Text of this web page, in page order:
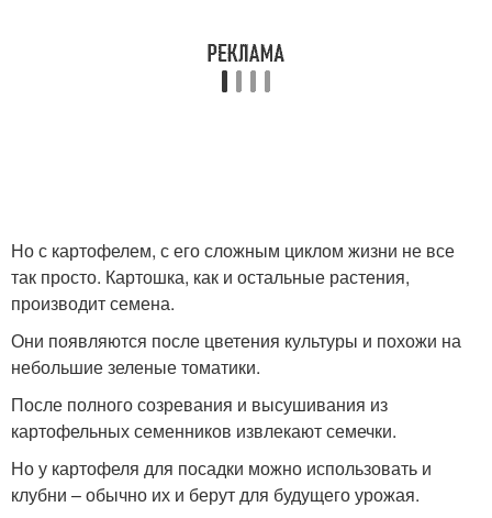
Но с картофелем, с его сложным циклом жизни не все
так просто. Картошка, как и остальные растения,
производит семена.
Они появляются после цветения культуры и похожи на
небольшие зеленые томатики.
После полного созревания и высушивания из
картофельных семенников извлекают семечки.
Но у картофеля для посадки можно использовать и
клубни – обычно их и берут для будущего урожая.